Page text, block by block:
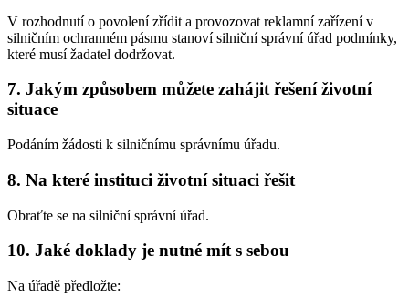
V rozhodnutí o povolení zřídit a provozovat reklamní zařízení v
silničním ochranném pásmu stanoví silniční správní úřad podmínky,
které musí žadatel dodržovat.
7. Jakým způsobem můžete zahájit řešení životní
situace
Podáním žádosti k silničnímu správnímu úřadu.
8. Na které instituci životní situaci řešit
Obraťte se na silniční správní úřad.
10. Jaké doklady je nutné mít s sebou
Na úřadě předložte: